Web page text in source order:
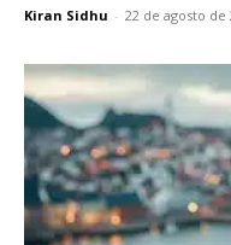
Kiran Sidhu - 22 de agosto de